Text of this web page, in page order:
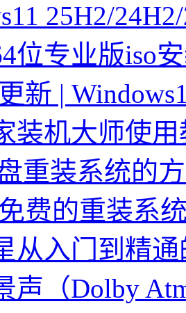
25H2/
位专业版iso
新 |
装机大师使
重装系统的
费的重装系
从入门到精
声（Dolby